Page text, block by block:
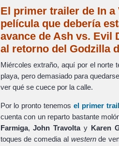
El primer trailer de In a
película que debería
avance de Ash vs. Evil
al retorno del Godzilla
Miércoles extraño, aquí por el norte
playa, pero demasiado para
ver qué se cuece por la calle.
Por lo pronto tenemosel primer
cuenta con un reparto bastante
Farmiga,John Travoltay Karen
toques de comedia al westernde